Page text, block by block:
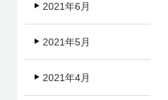
2021年6月
2021年5月
2021年4月